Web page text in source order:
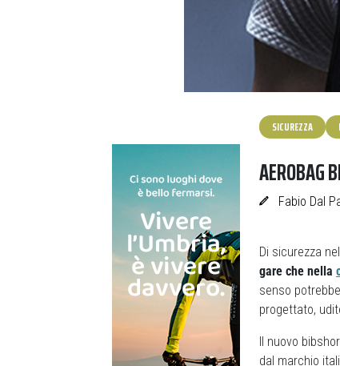
SICUREZZA
AEROBAG
Fabio Dal
Di sicurezza
gare che nella
senso
progettato,
Il nuovo
dal marchio